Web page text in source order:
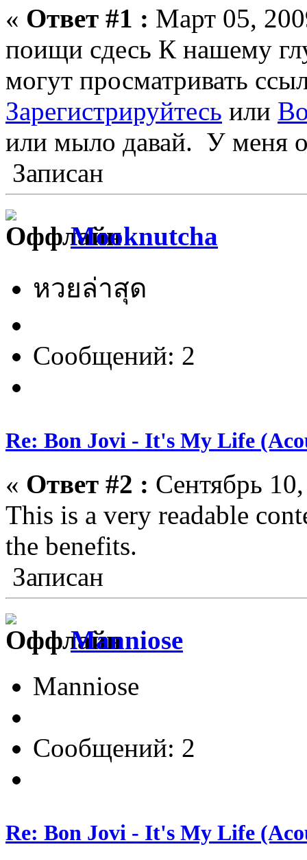
« Ответ #1 : Март 05,
поищи сдесь К нашему
могут просматривать
Зарегистрируйтесь или
или мыло давай. У меня
Записан
Mooknutcha
หวยล่าสุด
Сообщений: 2
Re: Bon Jovi - It's My Life
« Ответ #2 : Сентябрь
This is a very readable
the benefits.
Записан
Manniose
Manniose
Сообщений: 2
Re: Bon Jovi - It's My Life